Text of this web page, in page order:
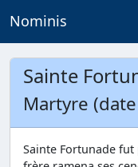
Nominis
Sainte
Martyre (date
Sainte Fortunade